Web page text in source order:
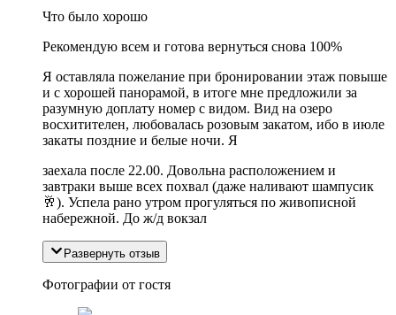
Что было хорошо
Рекомендую всем и готова вернуться снова 100%
Я оставляла пожелание при бронировании этаж повыше
и с хорошей панорамой, в итоге мне предложили за
разумную доплату номер с видом. Вид на озеро
восхитителен, любовалась розовым закатом, ибо в июле
закаты поздние и белые ночи. Я
заехала после 22.00. Довольна расположением и
завтраки выше всех похвал (даже наливают шампусик
🥂). Успела рано утром прогуляться по живописной
набережной. До ж/д вокзал
Развернуть отзыв
Фотографии от гостя